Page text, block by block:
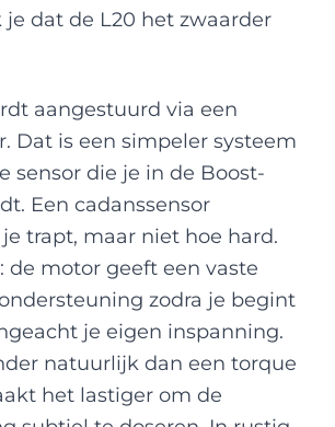
dat de L20 het zwaarder
aangestuurd via een
Dat is een simpeler systeem
sensor die je in de Boost-
Een cadanssensor
trapt, maar niet hoe hard.
de motor geeft een vaste
zodra je begint
je eigen inspanning.
natuurlijk dan een torque
het lastiger om de